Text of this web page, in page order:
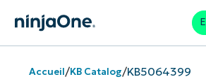
Accueil/KB Catalog/KB5064399